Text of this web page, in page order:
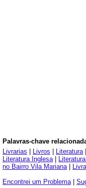
Palavras-chave
Livrarias
Livros Literatura|
Literatura Inglesa|
no Bairro Vila Mariana|
Encontrei um Problema|